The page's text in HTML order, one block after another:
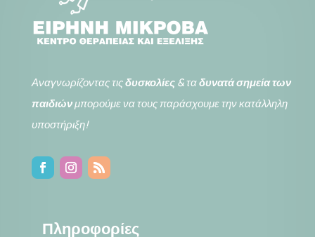
Αναγνωρίζοντας τιςδυσκολίες & ταδυνατά σημεία των
παιδιώνμπορούμε να τους παράσχουμε την κατάλληλη
υποστήριξη!
Πληροφορίες